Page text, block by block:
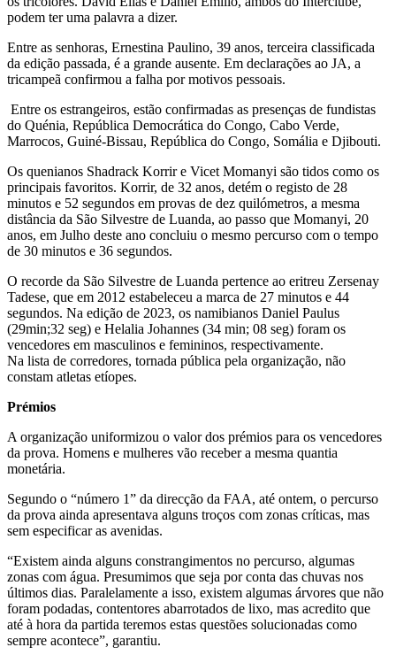
podem ter uma palavra a dizer.
Entre as senhoras, Ernestina Paulino, 39 anos, terceira classificada
da edição passada, é a grande ausente. Em declarações ao JA, a
tricampeã confirmou a falha por motivos pessoais.
Entre os estrangeiros, estão confirmadas as presenças de fundistas
do Quénia, República Democrática do Congo, Cabo Verde,
Marrocos, Guiné-Bissau, República do Congo, Somália e Djibouti.
Os quenianos Shadrack Korrir e Vicet Momanyi são tidos como os
principais favoritos. Korrir, de 32 anos, detém o registo de 28
minutos e 52 segundos em provas de dez quilómetros, a mesma
distância da São Silvestre de Luanda, ao passo que Momanyi, 20
anos, em Julho deste ano concluiu o mesmo percurso com o tempo
de 30 minutos e 36 segundos.
O recorde da São Silvestre de Luanda pertence ao eritreu Zersenay
Tadese, que em 2012 estabeleceu a marca de 27 minutos e 44
segundos. Na edição de 2023, os namibianos Daniel Paulus
(29min;32 seg) e Helalia Johannes (34 min; 08 seg) foram os
vencedores em masculinos e femininos, respectivamente.
Na lista de corredores, tornada pública pela organização, não
constam atletas etíopes.
Prémios
A organização uniformizou o valor dos prémios para os vencedores
da prova. Homens e mulheres vão receber a mesma quantia
monetária.
Segundo o “número 1” da direcção da FAA, até ontem, o percurso
da prova ainda apresentava alguns troços com zonas críticas, mas
sem especificar as avenidas.
“Existem ainda alguns constrangimentos no percurso, algumas
zonas com água. Presumimos que seja por conta das chuvas nos
últimos dias. Paralelamente a isso, existem algumas árvores que não
foram podadas, contentores abarrotados de lixo, mas acredito que
até à hora da partida teremos estas questões solucionadas como
sempre acontece”, garantiu.